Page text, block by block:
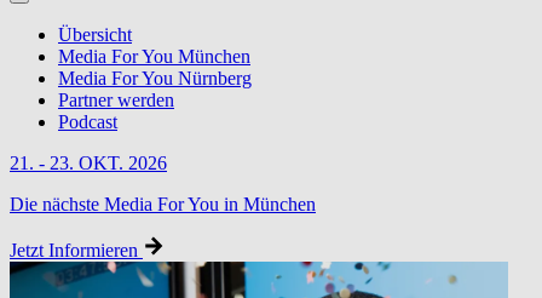
Übersicht
Media For You München
Media For You Nürnberg
Partner werden
Podcast
21. - 23. OKT. 2026
Die nächste Media For You in München
Jetzt Informieren